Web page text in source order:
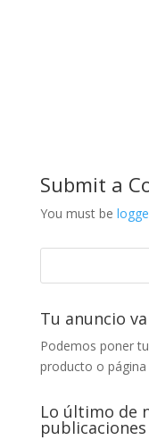
Submit a
You must be
Tu anuncio
Podemos poner
producto o página
Lo último de
publicaciones